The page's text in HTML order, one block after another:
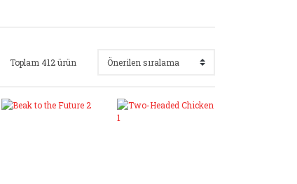
Toplam 412 ürün